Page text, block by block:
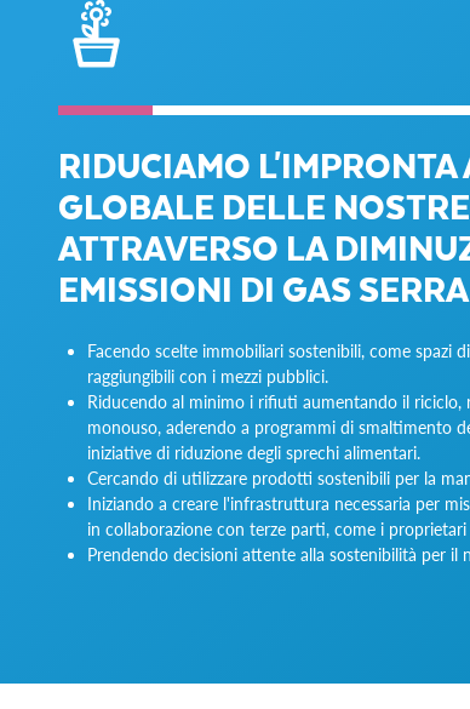
RIDUCIAMO
GLOBALE DELLE
ATTRAVERSO LA
EMISSIONI DI GAS SERRA
Facendo scelte immobiliari sostenibili, come spazi
raggiungibili con i mezzi pubblici.
Riducendo al minimo i rifiuti aumentando il
monouso, aderendo a programmi di smaltimento
iniziative di riduzione degli sprechi alimentari.
Cercando di utilizzare prodotti sostenibili per la
Iniziando a creare l'infrastruttura necessaria per
in collaborazione con terze parti, come i
Prendendo decisioni attente alla sostenibilità per il